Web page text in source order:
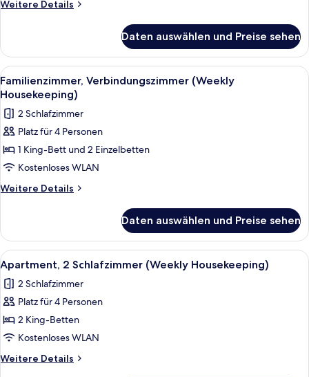
anzeigen
Weitere Details
Weitere
Zimmer,
1 King-
Bett,
Eckzimmer
Housekeeping)
Daten auswählen und Preise sehen
Alle
Fotos
für
Familienzimmer,
Verbindungszimmer
(Weekly
Housekeeping)
anzeigen
Zimmersafe, Schreibtisch,
7
Familienzimmer, Verbindungszimmer (Weekly
Housekeeping)
2 Schlafzimmer
Platz für 4 Personen
1 King-Bett und 2 Einzelbetten
Kostenloses WLAN
Weitere Details
Weitere
Verbindungszimmer
(Weekly
Housekeeping)
Daten auswählen und Preise sehen
Alle
Fotos
für
Apartment,
2 Schlafzimmer
(Weekly
Housekeeping)
anzeigen
Ein Hotelzimmer mit Bett,
9
Apartment, 2 Schlafzimmer (Weekly Housekeeping)
2 Schlafzimmer
Platz für 4 Personen
2 King-Betten
Kostenloses WLAN
Weitere Details
Weitere